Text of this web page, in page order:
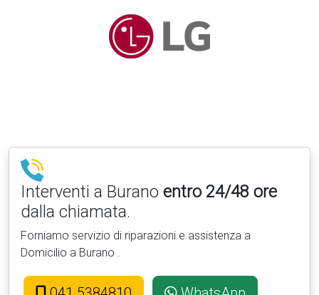
Interventi a Burano entro 24/48 ore
dalla chiamata.
Forniamo servizio di riparazioni e assistenza a
Domicilio a Burano .